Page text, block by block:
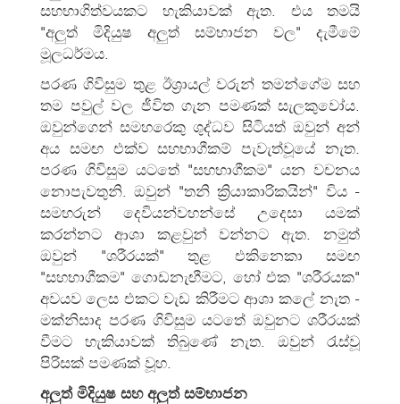
සහභාගිත්‍වයකට හැකියාවක් ඇත. එය තමයි
"අලුත් මිදියුෂ අලුත් සම්භාජන වල" දැමීමේ
මූලධර්මය.
පරණ ගිවිසුම තුළ ඊශ්‍රායල් වරුන් තමන්ගේම සහ
තම පවුල් වල ජීවිත ගැන පමණක් සැලකුවෝය.
ඔවුන්ගෙන් සමහරෙකු ශුද්ධව සිටියත් ඔවුන් අන්
අය සමඟ එක්ව සහභාගීකම් පැවැත්වූයේ නැත.
පරණ ගිවිසුම යටතේ "සහභාගීකම" යන වචනය
නොපැවතුනි. ඔවුන් "තනි ක්‍රියාකාරිකයින්" විය -
සමහරුන් දෙවියන්වහන්සේ උදෙසා යමක්
කරන්නට ආශා කළවුන් වන්නට ඇත. නමුත්
ඔවුන් "ශරීරයක්" තුළ එකිනෙකා සමඟ
"සහභාගීකම" ගොඩනැඟීමට, හෝ එක "ශරීරයක"
අවයව ලෙස එකට වැඩ කිරීමට ආශා කලේ නැත -
මක්නිසාද පරණ ගිවිසුම යටතේ ඔවුනට ශරීරයක්
වීමට හැකියාවක් තිබුණේ නැත. ඔවුන් රැස්වූ
පිරිසක් පමණක් වූහ.
අලුත් මිදියුෂ සහ අලුත් සම්භාජන